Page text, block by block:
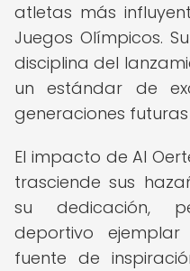
atletas más
Juegos Olímpicos.
disciplina del
un estándar de
generaciones
El impacto de Al
trasciende sus
su dedicación,
deportivo
fuente de